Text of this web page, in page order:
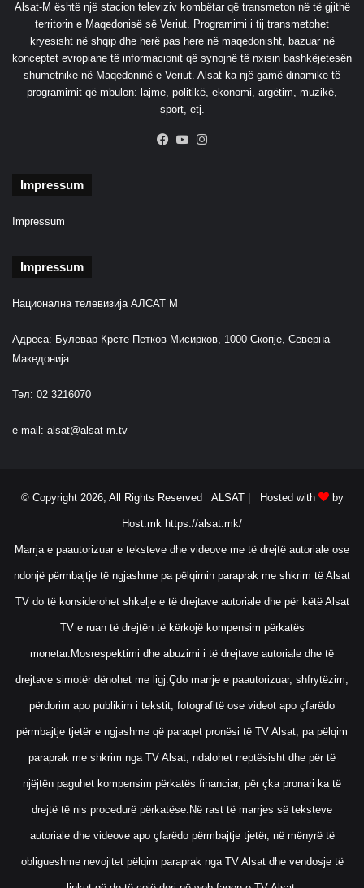
Alsat-M është një stacion televiziv kombëtar që transmeton në të gjithë
territorin e Maqedonisë së Veriut. Programimi i tij transmetohet
kryesisht në shqip dhe herë pas here në maqedonisht, bazuar në
konceptet evropiane të informacionit që synojnë të nxisin bashkëjetesën
shumetnike në Maqedoninë e Veriut. Alsat ka një gamë dinamike të
programimit që mbulon: lajme, politikë, ekonomi, argëtim, muzikë,
sport, etj.
Facebook
YouTube
Impressum
Impressum
Impressum
Национална телевизија АЛСАТ М
Адреса: Булевар Крсте Петков Мисирков, 1000 Скопје, Северна
Македонија
Тел: 02 3216070
e-mail: alsat@alsat-m.tv
© Copyright 2026, All Rights Reserved ALSAT | Hosted with by
Host.mk https://alsat.mk/
Marrja e paautorizuar e teksteve dhe videove me të drejtë autoriale ose
ndonjë përmbajtje të ngjashme pa pëlqimin paraprak me shkrim të Alsat
TV do të konsiderohet shkelje e të drejtave autoriale dhe për këtë Alsat
TV e ruan të drejtën të kërkojë kompensim përkatës
monetar.Mosrespektimi dhe abuzimi i të drejtave autoriale dhe të
drejtave simotër dënohet me ligj.Çdo marrje e paautorizuar, shfrytëzim,
përdorim apo publikim i tekstit, fotografitë ose videot apo çfarëdo
përmbajtje tjetër e ngjashme që paraqet pronësi të TV Alsat, pa pëlqim
paraprak me shkrim nga TV Alsat, ndalohet rreptësisht dhe për të
njëjtën paguhet kompensim përkatës financiar, për çka pronari ka të
drejtë të nis procedurë përkatëse.Në rast të marrjes së teksteve
autoriale dhe videove apo çfarëdo përmbajtje tjetër, në mënyrë të
obligueshme nevojitet pëlqim paraprak nga TV Alsat dhe vendosje të